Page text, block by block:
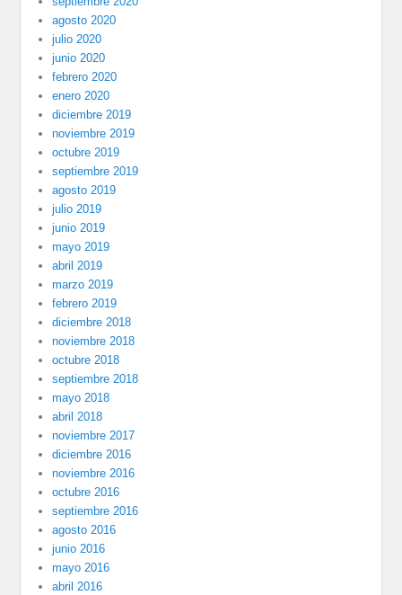
agosto 2020
julio 2020
junio 2020
febrero 2020
enero 2020
diciembre 2019
noviembre 2019
octubre 2019
septiembre 2019
agosto 2019
julio 2019
junio 2019
mayo 2019
abril 2019
marzo 2019
febrero 2019
diciembre 2018
noviembre 2018
octubre 2018
septiembre 2018
mayo 2018
abril 2018
noviembre 2017
diciembre 2016
noviembre 2016
octubre 2016
septiembre 2016
agosto 2016
junio 2016
mayo 2016
abril 2016